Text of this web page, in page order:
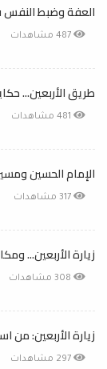
العفة وضبط النفس
طريق الأربعين...
الإمام الحسين
زيارة الأربعين...
زيارة الأربعين: من